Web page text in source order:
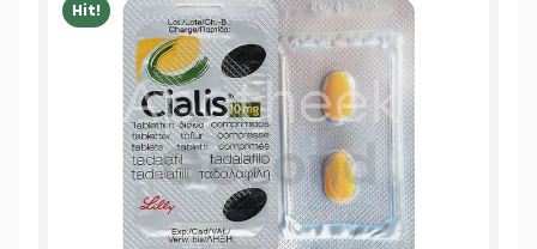
Hit!